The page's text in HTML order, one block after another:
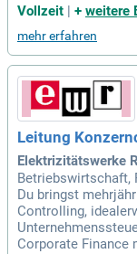
Vollzeit | + weitere
mehr erfahren
Leitung
Elektrizitätswerke
Betriebswirtschaft,
Du bringst
Controlling,
Corporate Finance